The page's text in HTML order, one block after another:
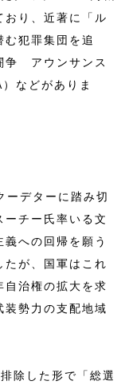
おり、近著に「ル
犯罪集団を追
争 アウンサンス
などがありま
ーデターに踏み切
ーチー氏率いる文
への回帰を願う
たが、国軍はこれ
自治権の拡大を求
装勢力の支配地域
除した形で「総選